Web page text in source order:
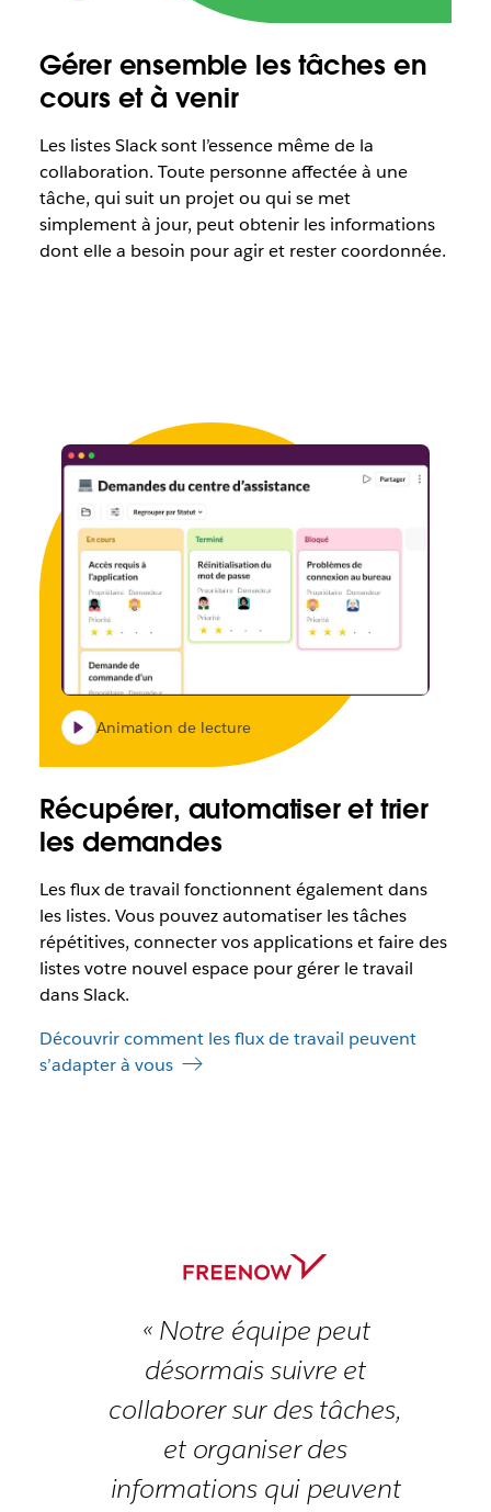
Gérer ensemble les tâches en
cours et à venir
Les listes Slack sont l’essence même de la
collaboration. Toute personne affectée à une
tâche, qui suit un projet ou qui se met
simplement à jour, peut obtenir les informations
dont elle a besoin pour agir et rester coordonnée.
Animation de lecture
Récupérer, automatiser et trier
les demandes
Les flux de travail fonctionnent également dans
les listes. Vous pouvez automatiser les tâches
répétitives, connecter vos applications et faire des
listes votre nouvel espace pour gérer le travail
dans Slack.
Découvrir comment les flux de travail peuvent
s’adapter à vous
« Notre équipe peut
désormais suivre et
collaborer sur des tâches,
et organiser des
informations qui peuvent